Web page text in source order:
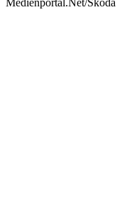
Medienportal.Net/Skoda